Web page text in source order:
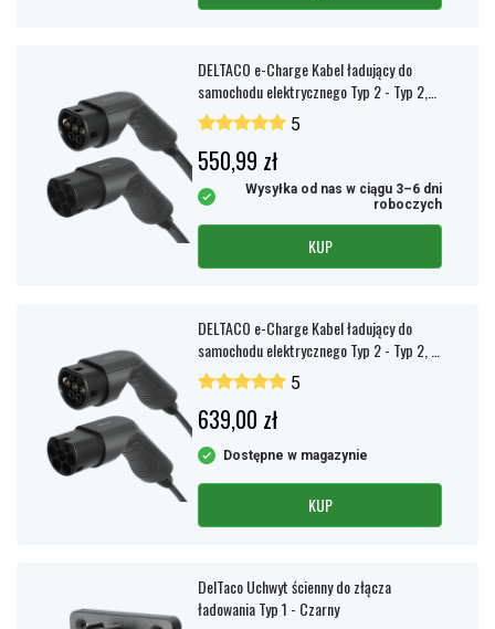
DELTACO e-Charge Kabel ładujący do
samochodu elektrycznego Typ 2 - Typ 2,
3-fazowy, 16A, 5m
5
550,99 zł
Wysyłka od nas w ciągu 3–6 dni
roboczych
KUP
DELTACO e-Charge Kabel ładujący do
samochodu elektrycznego Typ 2 - Typ 2, 1-
fazowy, 16A, 10m5
639,00 zł
Dostępne w magazynie
KUP
DelTaco Uchwyt ścienny do złącza
ładowania Typ 1 - Czarny